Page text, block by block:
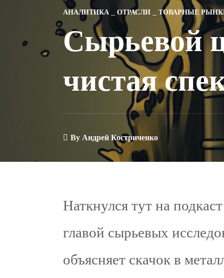
АНАЛИТИКА ОТРАСЛИ ТОВАРНЫЕ
Сырьевой
чистая
By Андрей Костриченко
Наткнулся тут на
главой сырьевых
объясняет скачок в